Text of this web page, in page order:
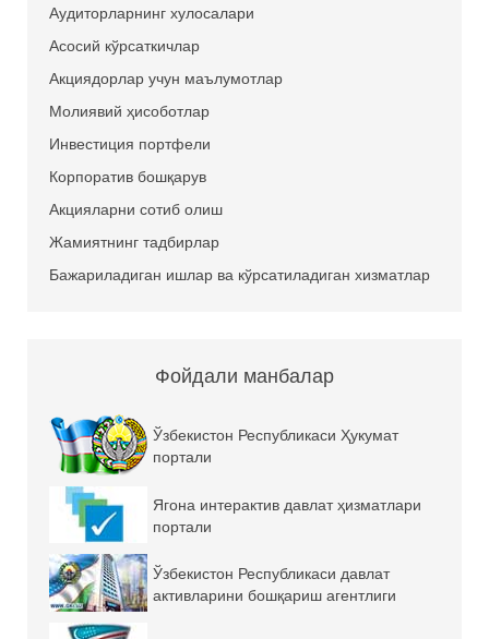
Аудиторларнинг хулосалари
Асосий кўрсаткичлар
Акциядорлар учун маълумотлар
Молиявий ҳисоботлар
Инвестиция портфели
Корпоратив бошқарув
Акцияларни сотиб олиш
Жамиятнинг тадбирлар
Бажариладиган ишлар ва кўрсатиладиган хизматлар
Фойдали манбалар
Ўзбекистон Республикаси Ҳукумат
портали
Ягона интерактив давлат ҳизматлари
портали
Ўзбекистон Республикаси давлат
активларини бошқариш агентлиги